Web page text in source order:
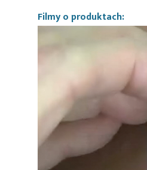
Filmy o produktach: